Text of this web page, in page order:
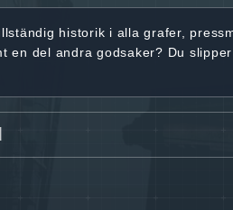
historik i alla grafer,
en del andra godsaker? Du